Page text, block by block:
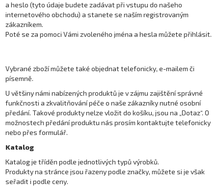
a heslo (tyto údaje budete zadávat při vstupu do našeho
internetového obchodu) a stanete se naším registrovaným
zákazníkem.
Poté se za pomoci Vámi zvoleného jména a hesla můžete přihlásit.
Vybrané zboží můžete také objednat telefonicky, e-mailem či
písemně.
U většiny námi nabízených produktů je v zájmu zajištění správné
funkčnosti a zkvalitňování péče o naše zákazníky nutné osobní
předání. Takové produkty nelze vložit do košíku, jsou na „Dotaz“. O
možnostech předání produktu nás prosím kontaktujte telefonicky
nebo přes formulář.
Katalog
Katalog je tříděn podle jednotlivých typů výrobků.
Produkty na stránce jsou řazeny podle značky, můžete si je však
seřadit i podle ceny.